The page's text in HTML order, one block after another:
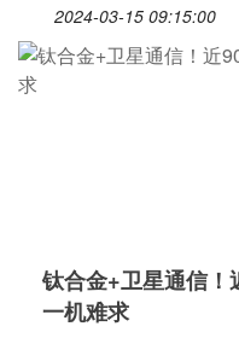
2024-03-15 09:15:00
钛合金+卫星通信！
一机难求